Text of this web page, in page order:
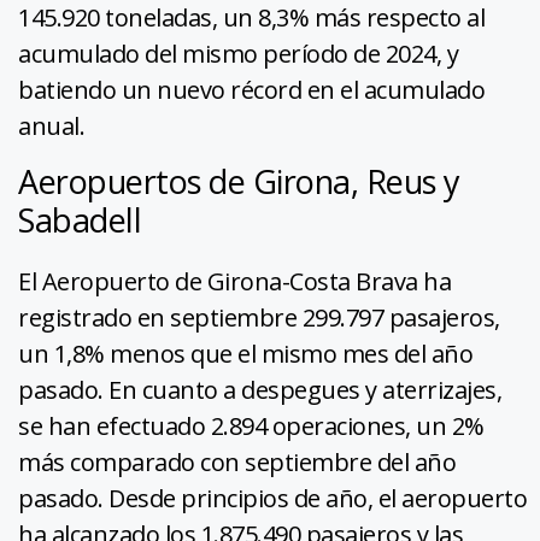
145.920 toneladas, un 8,3% más respecto al
acumulado del mismo período de 2024, y
batiendo un nuevo récord en el acumulado
anual.
Aeropuertos de Girona, Reus y
Sabadell
El Aeropuerto de Girona-Costa Brava ha
registrado en septiembre 299.797 pasajeros,
un 1,8% menos que el mismo mes del año
pasado. En cuanto a despegues y aterrizajes,
se han efectuado 2.894 operaciones, un 2%
más comparado con septiembre del año
pasado. Desde principios de año, el aeropuerto
ha alcanzado los 1.875.490 pasajeros y las